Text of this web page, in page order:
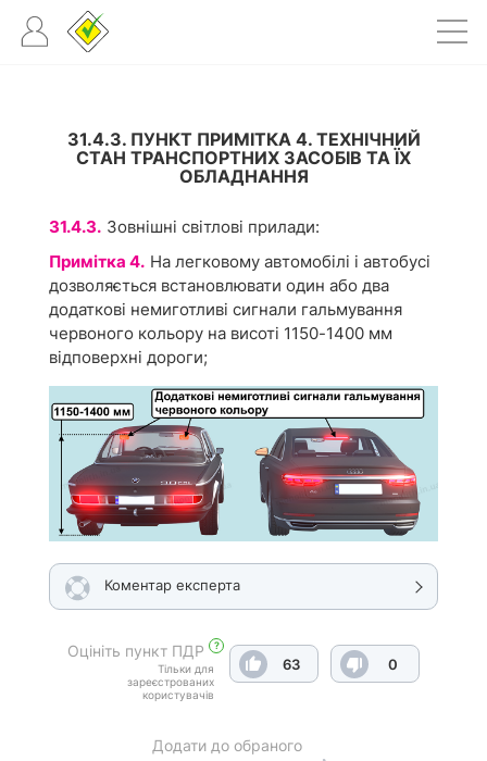
31.4.3. ПУНКТ ПРИМІТКА 4. ТЕХНІЧНИЙ
СТАН ТРАНСПОРТНИХ ЗАСОБІВ ТА ЇХ
ОБЛАДНАННЯ
31.4.3. Зовнішні світлові прилади:
Примітка 4. На легковому автомобілі і автобусі
дозволяється встановлювати один або два
додаткові немиготливі сигнали гальмування
червоного кольору на висоті 1150-1400 мм
відповерхні дороги;
Коментар експерта
Оцініть пункт ПДР ?
Тільки для
зареєстрованих
користувачів
63 0
Додати до обраного